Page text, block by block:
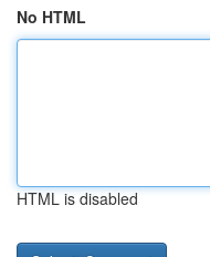
No HTML
HTML is disabled